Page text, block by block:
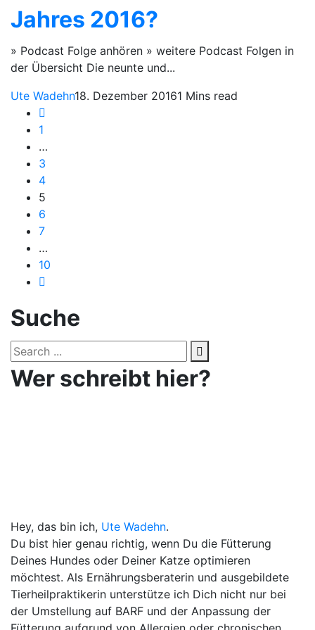
Jahres 2016?
» Podcast Folge anhören » weitere Podcast Folgen in
der Übersicht Die neunte und...
Ute Wadehn18. Dezember 20161 Mins read
1
…
3
4
5
6
7
…
10
Suche
Wer schreibt hier?
Hey, das bin ich, Ute Wadehn.
Du bist hier genau richtig, wenn Du die Fütterung
Deines Hundes oder Deiner Katze optimieren
möchtest. Als Ernährungsberaterin und ausgebildete
Tierheilpraktikerin unterstütze ich Dich nicht nur bei
der Umstellung auf BARF und der Anpassung der